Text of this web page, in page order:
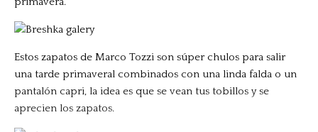
Estos zapatos de Marco Tozzi son súper chulos para salir
una tarde primaveral combinados con una linda falda o un
pantalón capri, la idea es que se vean tus tobillos y se
aprecien los zapatos.